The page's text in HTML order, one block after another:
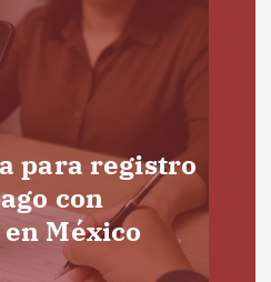
para registro
con
México